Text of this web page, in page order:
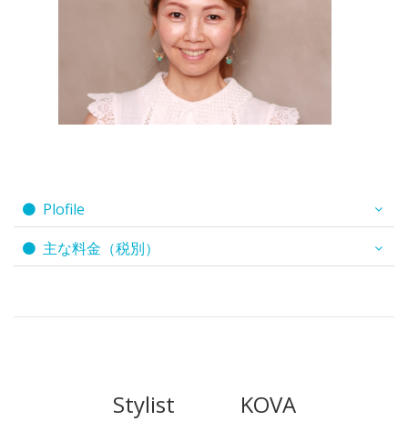
Plofile
主な料金（税別）
Stylist KOVA